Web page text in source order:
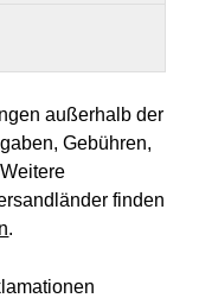
außerhalb der
Gebühren,
finden
.